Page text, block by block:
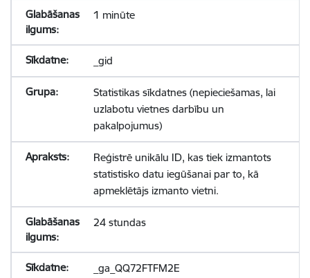
1 minūte
_gid
Statistikas sīkdatnes (nepieciešamas, lai
uzlabotu vietnes darbību un
pakalpojumus)
Reģistrē unikālu ID, kas tiek izmantots
statistisko datu iegūšanai par to, kā
apmeklētājs izmanto vietni.
24 stundas
_ga_QQ72FTFM2E